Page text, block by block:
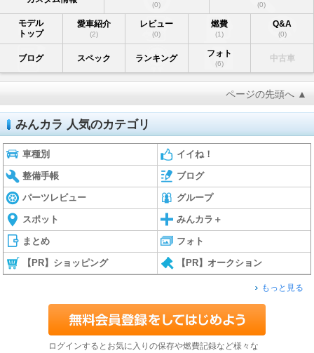
(0) (0)
モデル
トップ
愛車紹介
(2)
レビュー
(0)
燃費
(1)
Q&A
(0)
ブログ スペック ランキング フォト
(6)
中古車
ページの先頭へ ▲
みんカラ 人気のカテゴリ
車種別 イイね！
整備手帳 ブログ
パーツレビュー グループ
スポット みんカラ＋
まとめ フォト
【PR】ショッピング 【PR】オークション
もっと見る
ログインするとお気に入りの保存や燃費記録など様々な